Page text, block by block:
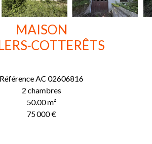
MAISON
COTTERÊTS
RéférenceAC 02606816
2 chambres
50.00m²
75 000 €